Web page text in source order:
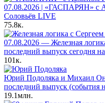
07.08.2026 | «ГАСПАРЯН» с
Соловьёв LIVE
75.8к.
07.08.2026 — Железная
последний выпуск сегодня
101к.
Юрий Подоляка и Михаил
последний выпуск (события
19.1млн.